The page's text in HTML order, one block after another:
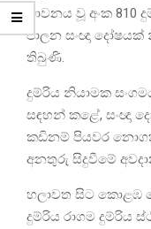
ධාවනය වූ අංක 810
පාලන සංඥා
තිබුණි.
දුම්රිය නියාමක
සඳහන් කළේ, සංඥා
කඩිනම් පියවර
අනතුරු සිදුවීමේ
හලාවත සිට කොළඹ
දුම්රිය රාගම දුම්රිය